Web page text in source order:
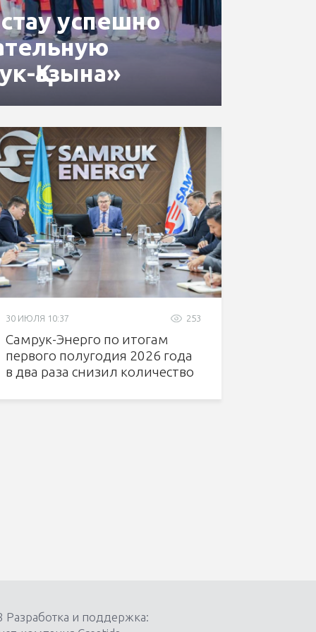
успешно
Қазына»
253
30 ИЮЛЯ 10:37
Самрук-Энерго по итогам
первого полугодия 2026 года
в два раза снизил количество
Разработка и поддержка: